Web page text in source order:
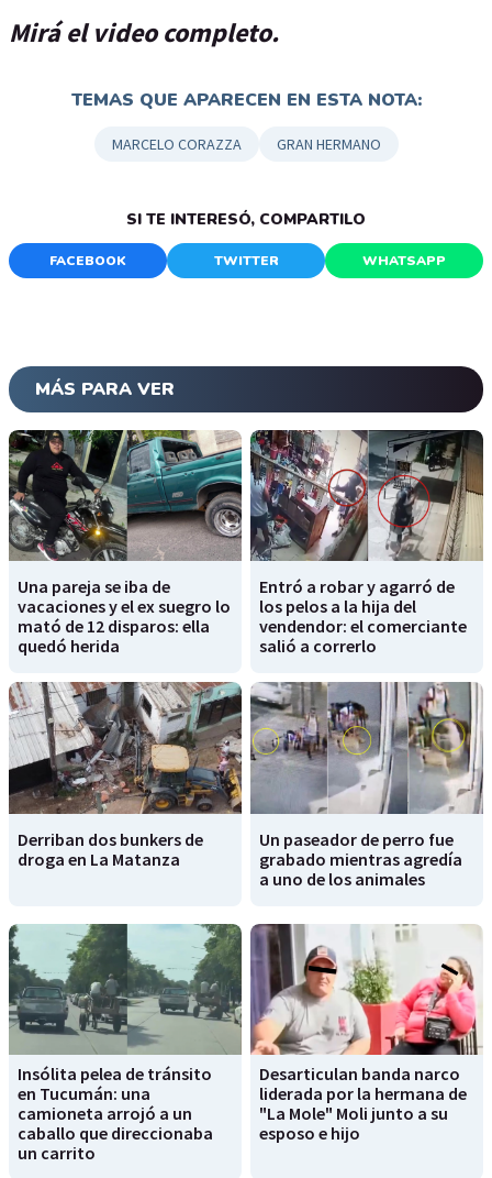
Mirá el video completo.
TEMAS QUE APARECEN EN ESTA NOTA:
MARCELO CORAZZA GRAN HERMANO
SI TE INTERESÓ, COMPARTILO
FACEBOOK TWITTER WHATSAPP
MÁS PARA VER
Una pareja se iba de
vacaciones y el ex suegro lo
mató de 12 disparos: ella
quedó herida
Entró a robar y agarró de
los pelos a la hija del
vendendor: el comerciante
salió a correrlo
Derriban dos bunkers de
droga en La Matanza
Un paseador de perro fue
grabado mientras agredía
a uno de los animales
Insólita pelea de tránsito
en Tucumán: una
camioneta arrojó a un
caballo que direccionaba
un carrito
Desarticulan banda narco
liderada por la hermana de
"La Mole" Moli junto a su
esposo e hijo